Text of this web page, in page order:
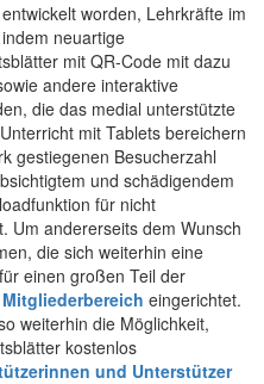
worden, Lehrkräfte im
neuartige
mit QR-Code mit dazu
andere interaktive
die das medial unterstützte
mit Tablets bereichern
gestiegenen Besucherzahl
und schädigendem
für nicht
Um andererseits dem Wunsch
die sich weiterhin eine
einen großen Teil der
Mitgliederbereich eingerichtet.
weiterhin die Möglichkeit,
kostenlos
und Unterstützer